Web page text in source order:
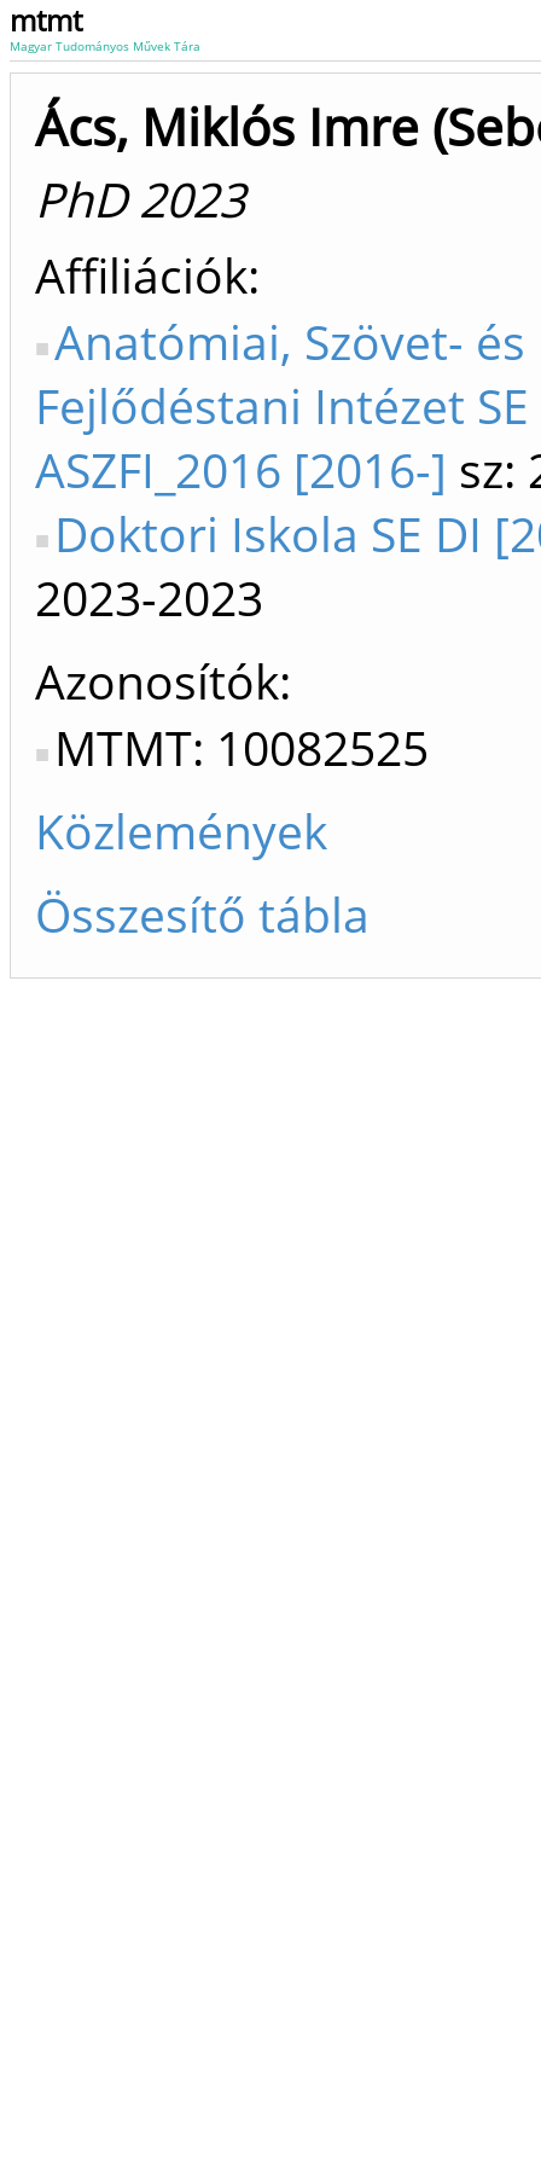
mtmt
Magyar Tudományos Művek Tára
Ács, Miklós Imre
PhD 2023
Affiliációk
Anatómiai, Szövet- és
Fejlődéstani Intézet
ASZFI_2016 [2016-] sz:
Doktori Iskola SE DI
2023-2023
Azonosítók
MTMT: 10082525
Közlemények
Összesítő tábla